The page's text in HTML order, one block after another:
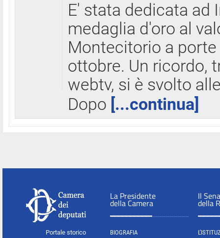
E' stata dedicata ad
medaglia d'oro al
Montecitorio a
ottobre. Un ricordo,
webtv, si è svolto
Dopo [...continua]
Portale storico
La Presidente
della Camera
BIOGRAFIA
Il
della